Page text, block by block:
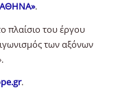
.
πλαίσιο του έργου
των αξόνων
.